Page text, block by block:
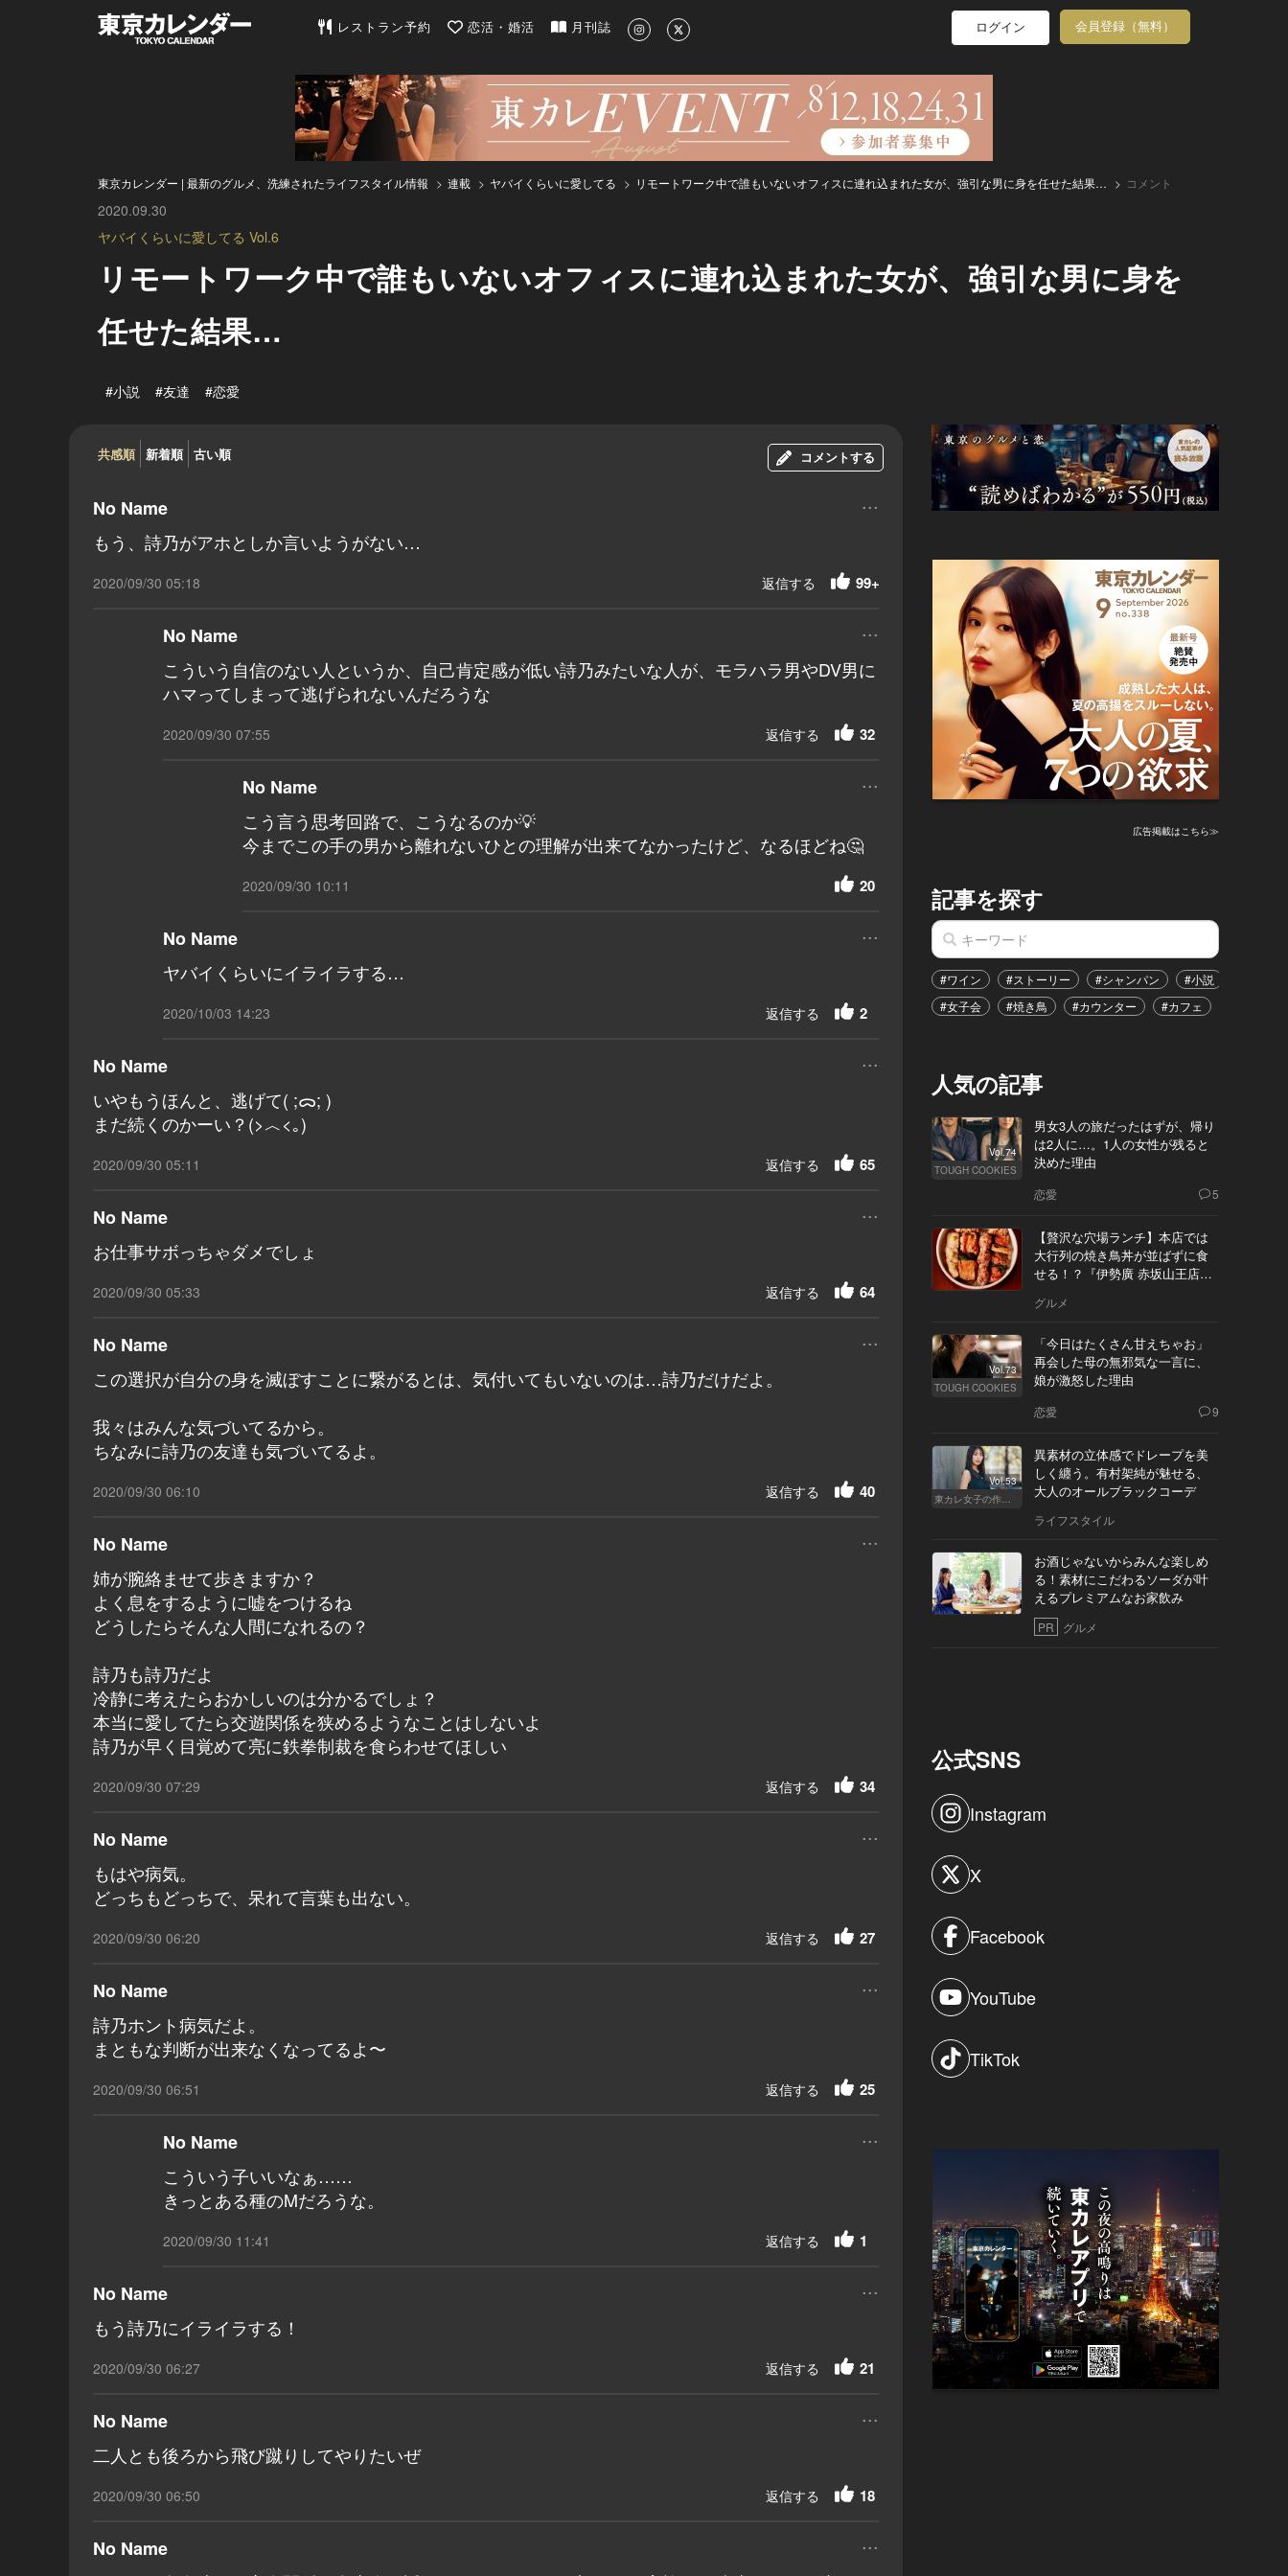
東京カレンダー | 最新のグルメ、洗練されたライフスタイル情報
レストラン予約 恋活・婚活 月刊誌 ログイン 会員登録（無料）
東京カレンダー | 最新のグルメ、洗練されたライフスタイル情報 連載 ヤバイくらいに愛してる リモートワーク中で誰もいないオフィスに連れ込まれた女が、強引な男に身を任せた結果… コメント
2020.09.30
ヤバイくらいに愛してる Vol.6
リモートワーク中で誰もいないオフィスに連れ込まれた女が、強引な男に身を
任せた結果…
#小説 #友達 #恋愛
共感順 新着順 古い順 コメントする
No Name ...
もう、詩乃がアホとしか言いようがない…
2020/09/30 05:18 99+
返信する
No Name ...
こういう自信のない人というか、自己肯定感が低い詩乃みたいな人が、モラハラ男やDV男に
ハマってしまって逃げられないんだろうな
2020/09/30 07:55 32
返信する
No Name ...
こう言う思考回路で、こうなるのか💡
今までこの手の男から離れないひとの理解が出来てなかったけど、なるほどね🤔
2020/09/30 10:11 20
No Name ...
ヤバイくらいにイライラする…
2020/10/03 14:23 2
返信する
No Name ...
いやもうほんと、逃げて‪( ;ᯅ; )‬
まだ続くのかーい？(>︿<｡)
2020/09/30 05:11 65
返信する
No Name ...
お仕事サボっちゃダメでしょ
2020/09/30 05:33 64
返信する
No Name ...
この選択が自分の身を滅ぼすことに繋がるとは、気付いてもいないのは…詩乃だけだよ。
我々はみんな気づいてるから。
ちなみに詩乃の友達も気づいてるよ。
2020/09/30 06:10 40
返信する
No Name ...
姉が腕絡ませて歩きますか？
よく息をするように嘘をつけるね
どうしたらそんな人間になれるの？
詩乃も詩乃だよ
冷静に考えたらおかしいのは分かるでしょ？
本当に愛してたら交遊関係を狭めるようなことはしないよ
詩乃が早く目覚めて亮に鉄拳制裁を食らわせてほしい
2020/09/30 07:29 34
返信する
No Name ...
もはや病気。
どっちもどっちで、呆れて言葉も出ない。
2020/09/30 06:20 27
返信する
No Name ...
詩乃ホント病気だよ。
まともな判断が出来なくなってるよ〜
2020/09/30 06:51 25
返信する
No Name ...
こういう子いいなぁ……
きっとある種のMだろうな。
2020/09/30 11:41 1
返信する
No Name ...
もう詩乃にイライラする！
2020/09/30 06:27 21
返信する
No Name ...
二人とも後ろから飛び蹴りしてやりたいぜ
2020/09/30 06:50 18
返信する
No Name ...
広告掲載はこちら≫
記事を探す
#ワイン #ストーリー #シャンパン #小説
#女子会
#焼き鳥 #カウンター #カフェ
人気の記事
Vol.74
TOUGH COOKIES
男女3人の旅だったはずが、帰り
は2人に…。1人の女性が残ると
決めた理由
恋愛 5
【贅沢な穴場ランチ】本店では
大行列の焼き鳥丼が並ばずに食
せる！？『伊勢廣 赤坂山王店』
グルメ
Vol.73
TOUGH COOKIES
「今日はたくさん甘えちゃお」
再会した母の無邪気な一言に、
娘が激怒した理由
恋愛 9
Vol.53
東カレ女子の作り方
異素材の立体感でドレープを美
しく纏う。有村架純が魅せる、
大人のオールブラックコーデ
ライフスタイル
お酒じゃないからみんな楽しめ
る！素材にこだわるソーダが叶
えるプレミアムなお家飲み
PR グルメ
公式SNS
Instagram
X
Facebook
YouTube
TikTok